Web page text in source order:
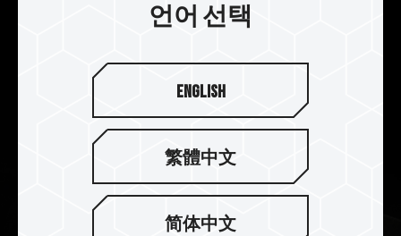
FORCE 로고를 각인하여 최고의 재미를 선사합니
언어 선택
English
繁體中文
简体中文